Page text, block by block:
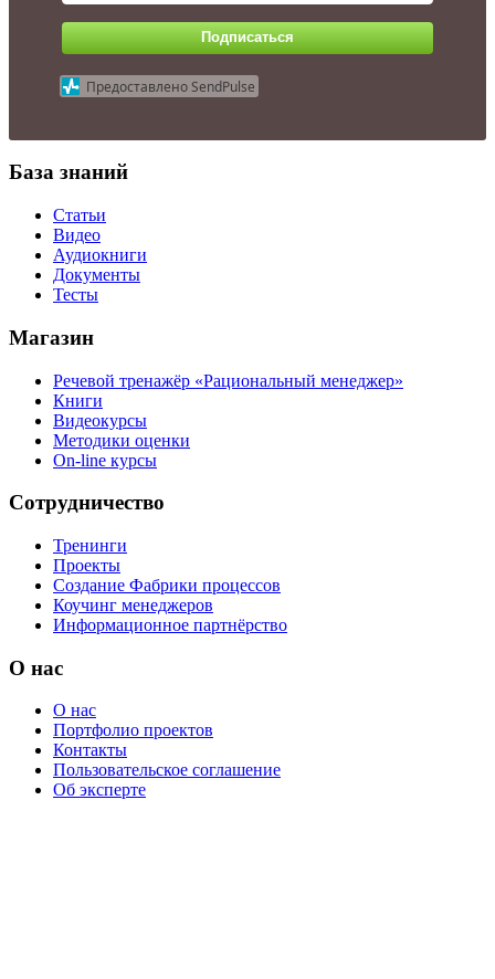
Подписаться
Предоставлено SendPulse
База знаний
Статьи
Видео
Аудиокниги
Документы
Тесты
Магазин
Речевой тренажёр «Рациональный менеджер»
Книги
Видеокурсы
Методики оценки
On-line курсы
Сотрудничество
Тренинги
Проекты
Создание Фабрики процессов
Коучинг менеджеров
Информационное партнёрство
О нас
О нас
Портфолио проектов
Контакты
Пользовательское соглашение
Об эксперте